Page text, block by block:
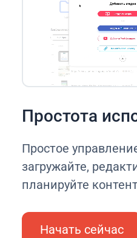
Простота
Простое
загружайте,
планируйте
Начать сейчас